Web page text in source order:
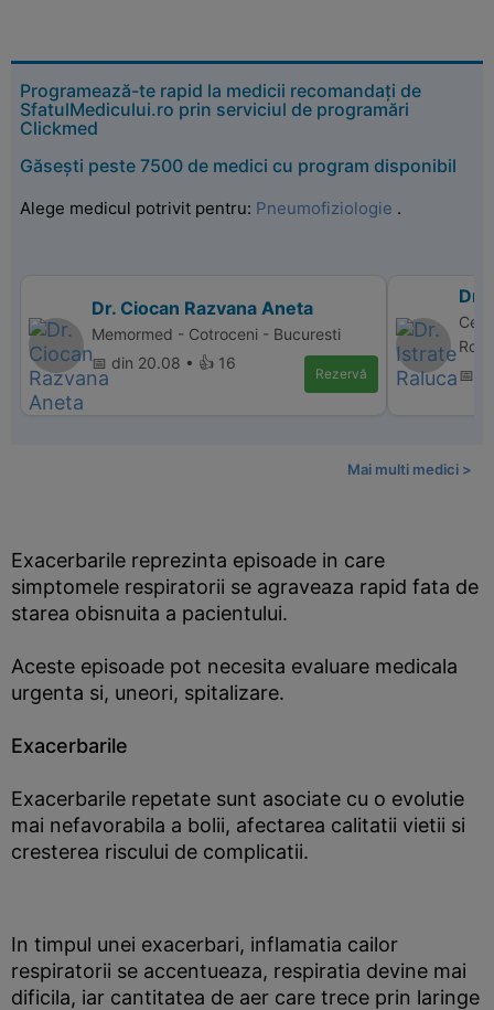
Programează-te rapid la medicii recomandați de
SfatulMedicului.ro prin serviciul de programări
Clickmed
Găsești peste 7500 de medici cu program disponibil
Alege medicul potrivit pentru: Pneumofiziologie .
Dr. Ciocan Razvana Aneta
Memormed - Cotroceni - Bucuresti
📅 din 20.08 • 👍 16
Rezervă
Dr.
📅
Mai multi medici >
Exacerbarile reprezinta episoade in care
simptomele respiratorii se agraveaza rapid fata de
starea obisnuita a pacientului.
Aceste episoade pot necesita evaluare medicala
urgenta si, uneori, spitalizare.
Exacerbarile
Exacerbarile repetate sunt asociate cu o evolutie
mai nefavorabila a bolii, afectarea calitatii vietii si
cresterea riscului de complicatii.
In timpul unei exacerbari, inflamatia cailor
respiratorii se accentueaza, respiratia devine mai
dificila, iar cantitatea de aer care trece prin laringe